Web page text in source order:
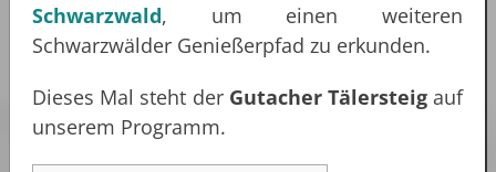
Schwarzwald, um einen weiteren
Schwarzwälder Genießerpfad zu erkunden.
Dieses Mal steht der Gutacher Tälersteigauf
unserem Programm.